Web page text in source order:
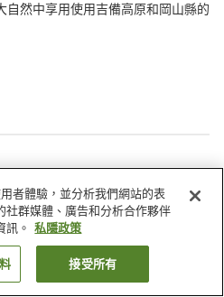
自然中享用使用吉備高原和岡山縣的
餐廳
會議室
找客房
者體驗，並分析我們網站的表
社群媒體、廣告和分析合作夥伴
訊。
私隱政策
接受所有